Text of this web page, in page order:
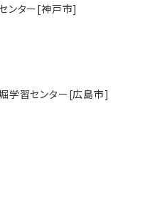
ンター[神戸市]
学習センター[広島市]